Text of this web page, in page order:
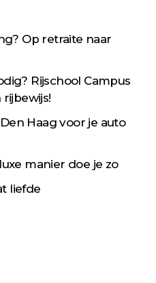
Op retraite naar
Rijschool Campus
Haag voor je auto
manier doe je zo
liefde